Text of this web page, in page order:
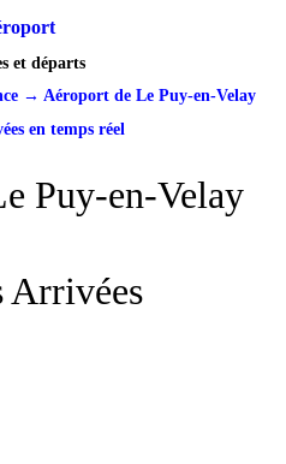
et départs
→ Aéroport de Le Puy-en-Velay
en temps réel
Puy-en-Velay
Arrivées